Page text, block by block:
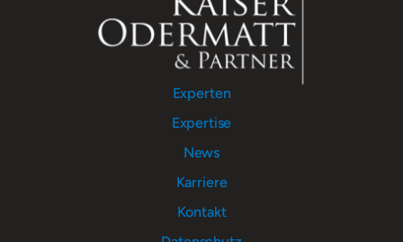
Experten
Expertise
News
Karriere
Kontakt